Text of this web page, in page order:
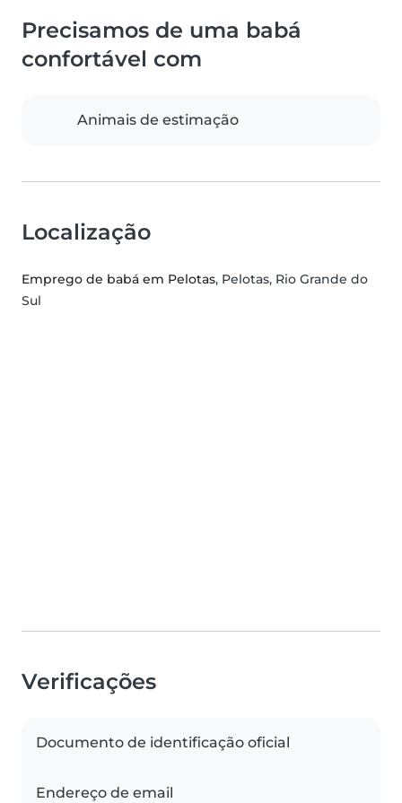
Precisamos de uma babá
confortável com
Animais de estimação
Localização
Emprego de babá em Pelotas, Pelotas, Rio Grande do
Sul
Verificações
Documento de identificação oficial
Endereço de email